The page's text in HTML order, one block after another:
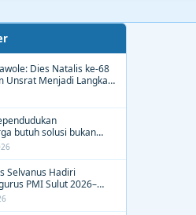
Dies Natalis ke-68
Unsrat Menjadi Langkah
Generasi Hukum
Manado
Selvanus Hadiri
PMI Sulut 2026–
Cepat untuk